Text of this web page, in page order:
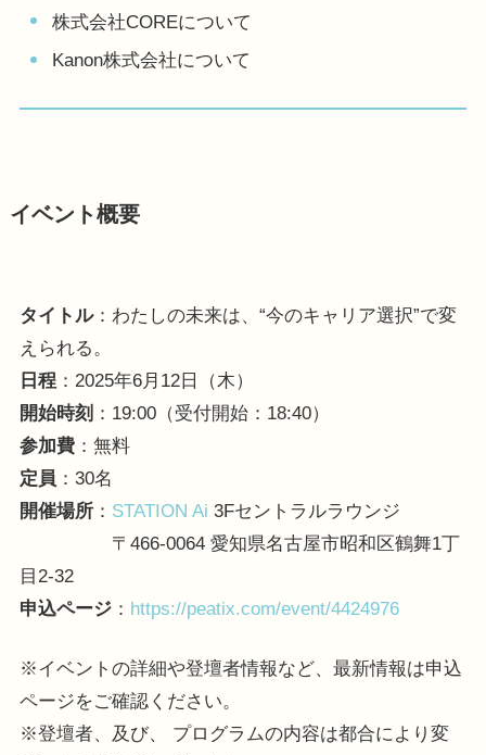
株式会社COREについて
Kanon株式会社について
イベント概要
タイトル：わたしの未来は、“今のキャリア選択”で変
えられる。
日程：2025年6月12日（木）
開始時刻 ：19:00（受付開始：18:40）
参加費：無料
定員 ：30名
開催場所： STATION Ai 3Fセントラルラウンジ
〒466-0064 愛知県名古屋市昭和区鶴舞1丁
目2-32
申込ページ： https://peatix.com/event/4424976
※イベントの詳細や登壇者情報など、最新情報は申込
ページをご確認ください。
※登壇者、及び、 プログラムの内容は都合により変